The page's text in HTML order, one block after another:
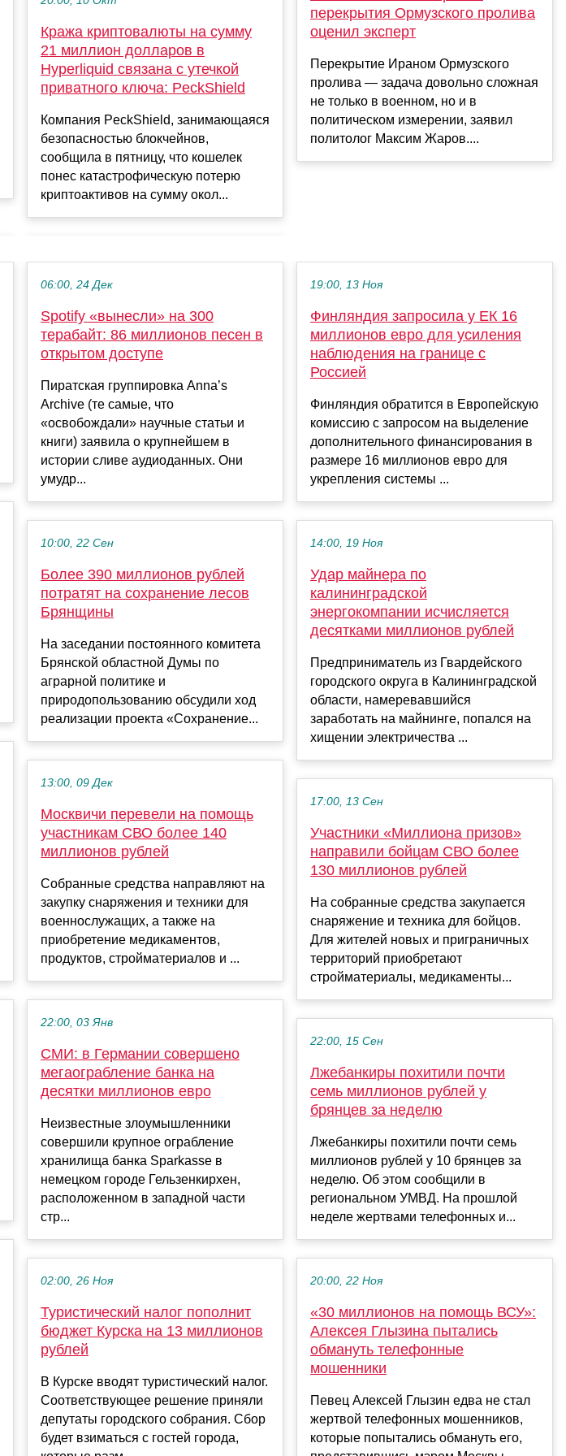
Кража криптовалюты на сумму
21 миллион долларов в
Hyperliquid связана с утечкой
приватного ключа: PeckShield
Компания PeckShield, занимающаяся
безопасностью блокчейнов,
сообщила в пятницу, что кошелек
понес катастрофическую потерю
криптоактивов на сумму окол...
перекрытия Ормузского пролива
оценил эксперт
Перекрытие Ираном Ормузского
пролива — задача довольно сложная
не только в военном, но и в
политическом измерении, заявил
политолог Максим Жаров....
06:00, 24 Дек
Spotify «вынесли» на 300
терабайт: 86 миллионов песен в
открытом доступе
Пиратская группировка Anna’s
Archive (те самые, что
«освобождали» научные статьи и
книги) заявила о крупнейшем в
истории сливе аудиоданных. Они
умудр...
10:00, 22 Сен
Более 390 миллионов рублей
потратят на сохранение лесов
Брянщины
На заседании постоянного комитета
Брянской областной Думы по
аграрной политике и
природопользованию обсудили ход
реализации проекта «Сохранение...
13:00, 09 Дек
Москвичи перевели на помощь
участникам СВО более 140
миллионов рублей
Собранные средства направляют на
закупку снаряжения и техники для
военнослужащих, а также на
приобретение медикаментов,
продуктов, стройматериалов и ...
22:00, 03 Янв
СМИ: в Германии совершено
мегаограбление банка на
десятки миллионов евро
Неизвестные злоумышленники
совершили крупное ограбление
хранилища банка Sparkasse в
немецком городе Гельзенкирхен,
расположенном в западной части
стр...
02:00, 26 Ноя
Туристический налог пополнит
бюджет Курска на 13 миллионов
рублей
В Курске вводят туристический налог.
Соответствующее решение приняли
депутаты городского собрания. Сбор
будет взиматься с гостей города,
19:00, 13 Ноя
Финляндия запросила у ЕК 16
миллионов евро для усиления
наблюдения на границе с
Россией
Финляндия обратится в Европейскую
комиссию с запросом на выделение
дополнительного финансирования в
размере 16 миллионов евро для
укрепления системы ...
14:00, 19 Ноя
Удар майнера по
калининградской
энергокомпании исчисляется
десятками миллионов рублей
Предприниматель из Гвардейского
городского округа в Калининградской
области, намеревавшийся
заработать на майнинге, попался на
хищении электричества ...
17:00, 13 Сен
Участники «Миллиона призов»
направили бойцам СВО более
130 миллионов рублей
На собранные средства закупается
снаряжение и техника для бойцов.
Для жителей новых и приграничных
территорий приобретают
стройматериалы, медикаменты...
22:00, 15 Сен
Лжебанкиры похитили почти
семь миллионов рублей у
брянцев за неделю
Лжебанкиры похитили почти семь
миллионов рублей у 10 брянцев за
неделю. Об этом сообщили в
региональном УМВД. На прошлой
неделе жертвами телефонных и...
20:00, 22 Ноя
«30 миллионов на помощь ВСУ»:
Алексея Глызина пытались
обмануть телефонные
мошенники
Певец Алексей Глызин едва не стал
жертвой телефонных мошенников,
которые попытались обмануть его,